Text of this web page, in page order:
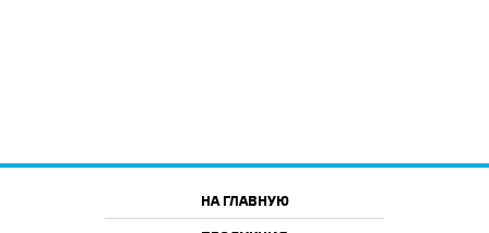
НА ГЛАВНУЮ